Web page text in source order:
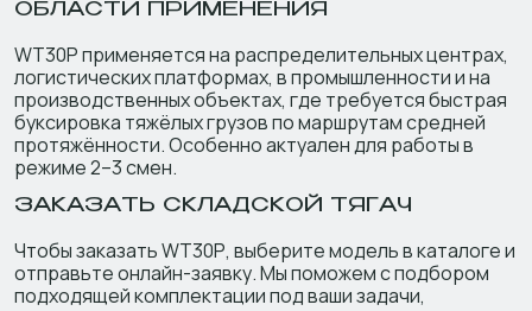
ОБЛАСТИ ПРИМЕНЕНИЯ
WT30P применяется на распределительных центрах,
логистических платформах, в промышленности и на
производственных объектах, где требуется быстрая
буксировка тяжёлых грузов по маршрутам средней
протяжённости. Особенно актуален для работы в
режиме 2–3 смен.
ЗАКАЗАТЬ СКЛАДСКОЙ ТЯГАЧ
Чтобы заказать WT30P, выберите модель в каталоге и
отправьте онлайн-заявку. Мы поможем с подбором
подходящей комплектации под ваши задачи,